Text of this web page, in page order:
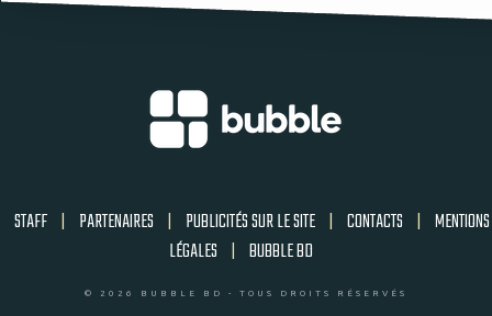
STAFF | PARTENAIRES | PUBLICITÉS SUR LE SITE | CONTACTS | MENTIONS
LÉGALES | BUBBLE BD
© 2026 BUBBLE BD - TOUS DROITS RÉSERVÉS